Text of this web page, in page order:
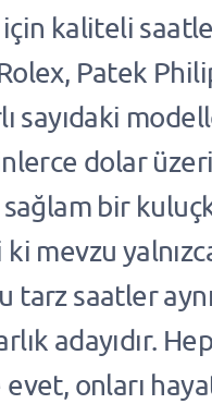
kaliteli
Patek
sayıdaki
dolar
bir
ki mevzu
tarz saatler
adayıdır.
onları